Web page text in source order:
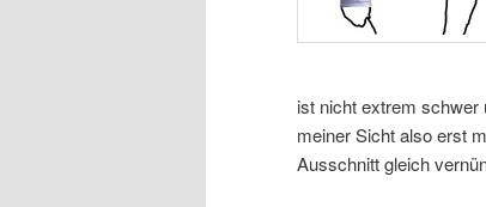
ist nicht extrem schwer
meiner Sicht also erst
Ausschnitt gleich